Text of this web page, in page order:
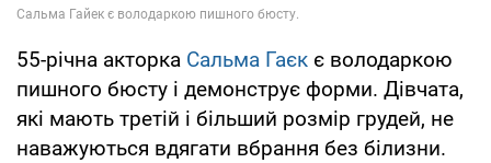
55-річна акторка Сальма Гаєк є володаркою
пишного бюсту і демонструє форми. Дівчата,
які мають третій і більший розмір грудей, не
наважуються вдягати вбрання без білизни.